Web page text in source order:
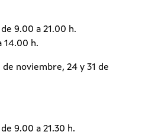
de 9.00 a 21.00 h.
14.00 h.
noviembre, 24 y 31 de
de 9.00 a 21.30 h.